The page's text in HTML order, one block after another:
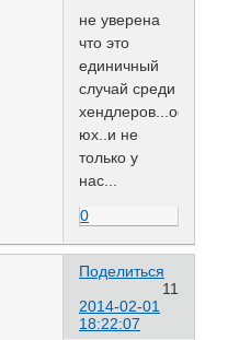
не уверена
что это
единичный
случай среди
юх..и не
только у
нас...
0
Поделиться
11
2014-02-01
18:22:07